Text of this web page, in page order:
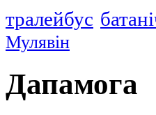
тралейбус
Мулявін
Дапамога